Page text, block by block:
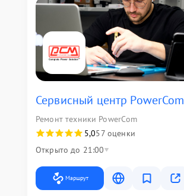
Сервисный центр PowerCom
Ремонт техники PowerCom
5,057 оценки
Открыто до 21:00
Маршрут